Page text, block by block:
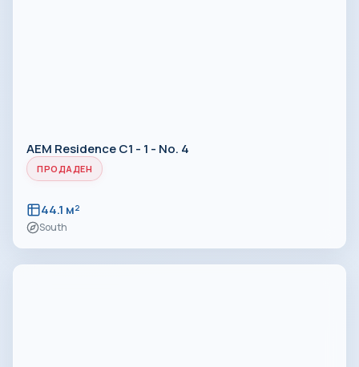
AEM Residence C1 - 1 - No. 4
ПРОДАДЕН
44.1 м²
South